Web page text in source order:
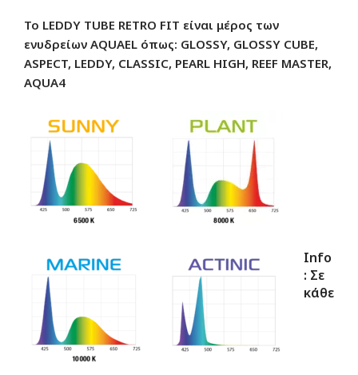
Το LEDDY TUBE RETRO FIT είναι μέρος των
ενυδρείων AQUAEL όπως: GLOSSY, GLOSSY CUBE,
ASPECT, LEDDY, CLASSIC, PEARL HIGH, REEF MASTER,
AQUA4
Info
: Σε
κάθε